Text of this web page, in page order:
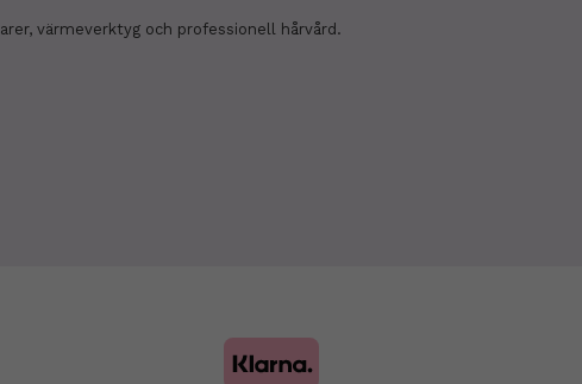
värmeverktyg och professionell hårvård.